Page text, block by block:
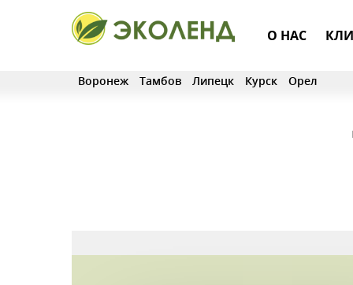
О НАС
Воронеж Тамбов Липецк Курск Орел